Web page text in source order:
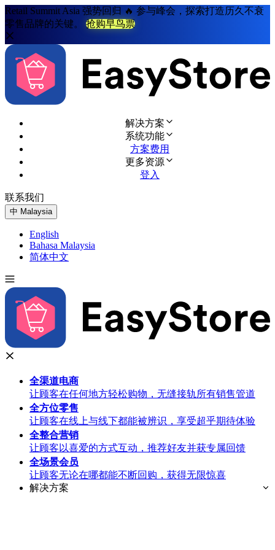
Retail Summit Asia 强势回归 🔥 参与峰会，探索打造历久不衰
零售品牌的关键。
抢购早鸟票
解决方案
系统功能
方案费用
更多资源
登入
联系我们
中 Malaysia
English
Bahasa Malaysia
简体中文
全渠道电商
让顾客在任何地方轻松购物，无缝接轨所有销售管道
全方位零售
让顾客在线上与线下都能被辨识，享受超乎期待体验
全整合营销
让顾客以喜爱的方式互动，推荐好友并获专属回馈
全场景会员
让顾客无论在哪都能不断回购，获得无限惊喜
解决方案